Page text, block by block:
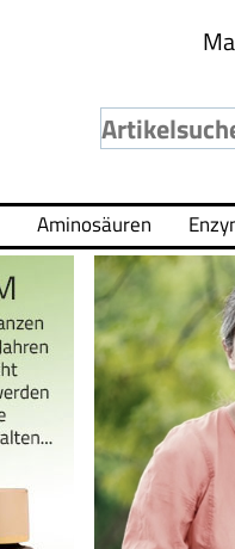
Aminosäuren